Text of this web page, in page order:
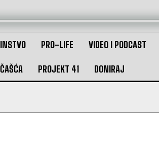
PRO-LIFE VIDEO I PODCAST
PROJEKT 41 DONIRAJ